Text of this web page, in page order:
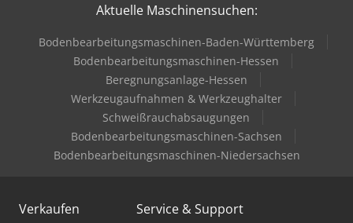
BendSim - Biegesimulation und grafische Darstellung über
undÜbergabe von NC-Biegedaten für TUBOMAT - IsoTools
– 3D-Darstellung, Beschriftungstools - ConSTEP -
Schnittstelle Import im Format STEP - Werkzeugaufnahmen
- Biegewerkzeuge bestehend aus Biegerolle, Klemmstück
und Gleitstück (feststehend) - Biegedorne 3000 mm für
Stahlrohre Ausführung mit Schmierkanal für Öl-
Minimalmengenschmierung - Vormontagestutzen -
Gegenhalteplatten zur Schneidringvormontage mit
Aktuelle Maschinensuchen:
Bodenbearbeitungsmaschinen-Baden-Württemberg
Bodenbearbeitungsmaschinen-Hessen
Beregnungsanlage-Hessen
Werkzeugaufnahmen & Werkzeughalter
Schweißrauchabsaugungen
Bodenbearbeitungsmaschinen-Sachsen
Bodenbearbeitungsmaschinen-Niedersachsen
Verkaufen Service & Support